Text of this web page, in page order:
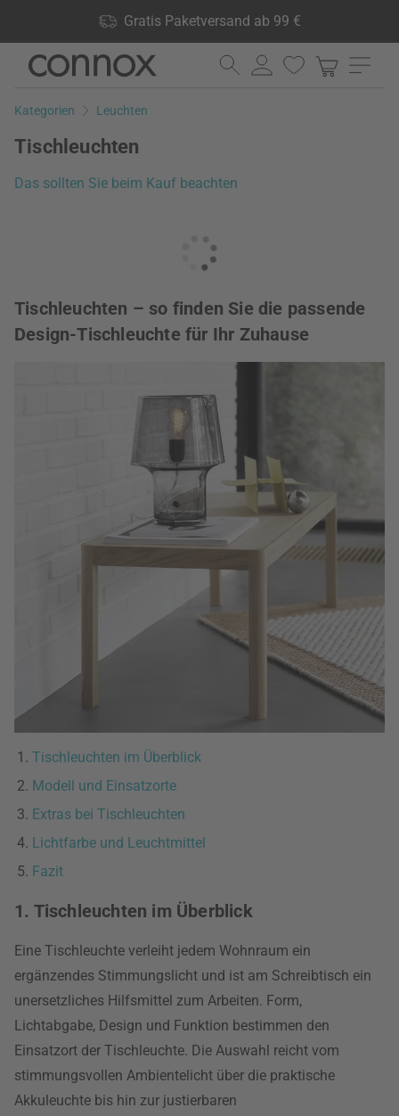
Gratis Paketversand ab 99 €
lagernd, 60 Tage Rückgaberecht
Direkt
Seiteninhalt
Direkt
Suchfeld
Kategorien Leuchten
Tischleuchten
Das sollten Sie beim Kauf beachten
Tischleuchten – so finden Sie die passende
Design-Tischleuchte für Ihr Zuhause
Tischleuchten im Überblick
Modell und Einsatzorte
Extras bei Tischleuchten
Lichtfarbe und Leuchtmittel
Fazit
1. Tischleuchten im Überblick
Eine Tischleuchte verleiht jedem Wohnraum ein
ergänzendes Stimmungslicht und ist am Schreibtisch ein
unersetzliches Hilfsmittel zum Arbeiten. Form,
Lichtabgabe, Design und Funktion bestimmen den
Einsatzort der Tischleuchte. Die Auswahl reicht vom
stimmungsvollen Ambientelicht über die praktische
Akkuleuchte bis hin zur justierbaren